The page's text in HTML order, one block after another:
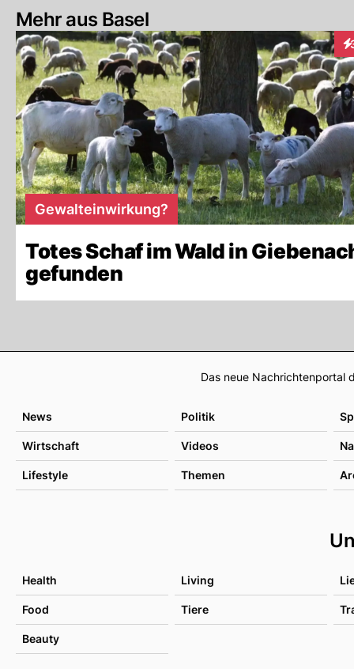
Mehr aus Basel
Gewalteinwirkung?
Totes Schaf im Wald in
gefunden
Das neue Nachrichtenportal
News Politik
Wirtschaft Videos
Lifestyle Themen
Health Living
Food Tiere
Beauty